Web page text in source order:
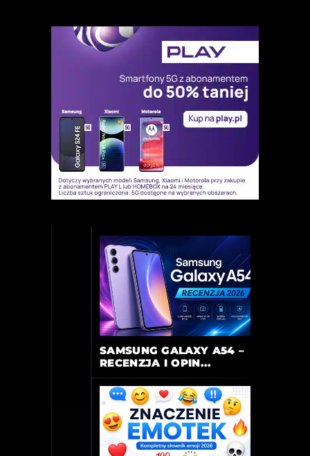
SAMSUNG GALAXY A54 –
RECENZJA I OPIN...